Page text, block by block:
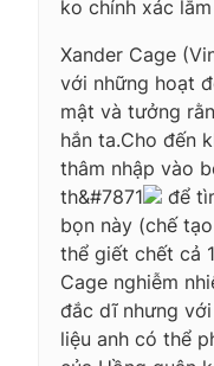
ko chính xác
Xander Cage
với những hoạt
mật và tưởng
hắn ta.Cho đến
thâm nhập vào
th&#7871
để
bọn này (chế
thể giết chết cả
Cage nghiễm
đắc dĩ nhưng
liệu anh có thể